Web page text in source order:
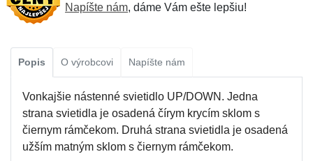
Napíšte nám, dáme Vám ešte lepšiu!
Popis O výrobcovi Napíšte nám
Vonkajšie nástenné svietidlo UP/DOWN. Jedna
strana svietidla je osadená čírym krycím sklom s
čiernym rámčekom. Druhá strana svietidla je osadená
užším matným sklom s čiernym rámčekom.